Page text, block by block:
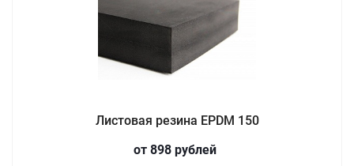
Листовая резина EPDM 150
от 898 рублей